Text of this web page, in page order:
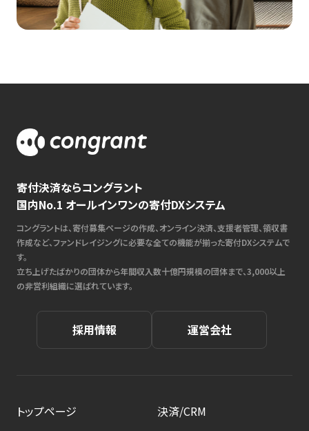
寄付決済ならコングラント
国内No.1 オールインワンの寄付DXシステム
コングラントは、寄付募集ページの作成、オンライン決済、支援者管理、領収書
作成など、ファンドレイジングに必要な全ての機能が揃った寄付DXシステムで
す。
立ち上げたばかりの団体から年間収入数十億円規模の団体まで、3,000以上
の非営利組織に選ばれています。
採用情報 運営会社
トップページ
決済/CRM